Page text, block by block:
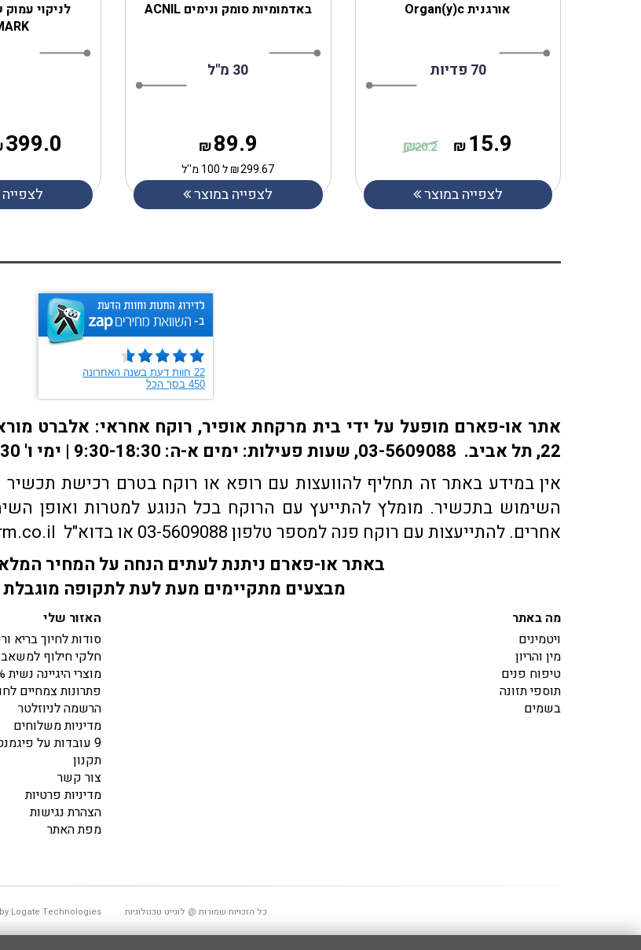
לניקוי
399.0
באדמומיות סומק ונימים ACNIL
30 מ"ל
89.9
₪
299.67
₪ל 100 מ''ל
לצפייה במוצר
אורגנית Organ(y)c
70 פדיות
15.9
₪
20.2
₪
לצפייה במוצר
22, תל אביב. 03-5609088, שעות פעילות: ימים א-ה: 9:30-18:30 | ימי ו' 9:30-15:30 | שבת: סגור
אין במידע באתר זה תחליף להוועצות עם רופא או רוקח בטרם רכישת תכשיר
השימוש בתכשיר. מומלץ להתייעץ עם הרוקח בכל הנוגע למטרות ואופן
אחרים. להתייעצות עם רוקח פנה למספר טלפון 03-5609088 או בדוא"ל sales@o-pharm.co.il
באתר או-פארם ניתנת לעתים הנחה על המחיר
מבצעים מתקיימים מעת לעת לתקופה
האזור שלי
סודות לחיוך בריא
חלקי חילוף
מוצרי היגיינה נשית 100% טבעית
פתרונות צמחיים
הרשמה לניוזלטר
מדיניות משלוחים
9 עובדות על פיגמנטציה
תקנון
צור קשר
מדיניות פרטיות
הצהרת נגישות
מפת האתר
מה באתר
ויטמינים
מין והריון
טיפוח פנים
תוספי תזונה
בשמים
Logate Technologies כל הזכויות שמורות @ לוגייט טכנולוגיות